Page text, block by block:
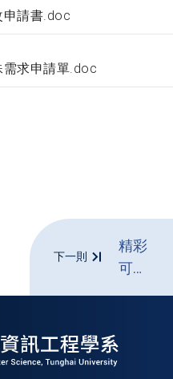
申請書.doc
需求申請單.doc
下一則
精彩
可